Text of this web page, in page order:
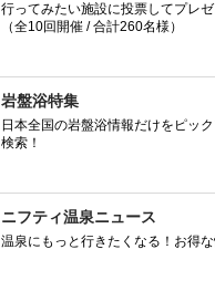
行ってみたい施設に投票してプレゼ
（全10回開催 / 合計260名様）
岩盤浴特集
日本全国の岩盤浴情報だけをピッ
検索！
ニフティ温泉ニュース
温泉にもっと行きたくなる！お得